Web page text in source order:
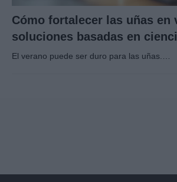
Cómo fortalecer las uñas en
soluciones basadas en
El verano puede ser duro para las uñas.…